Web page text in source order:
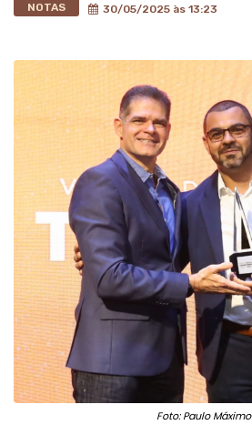
NOTAS 30/05/2025 às 13:23
Foto: Paulo Máximo